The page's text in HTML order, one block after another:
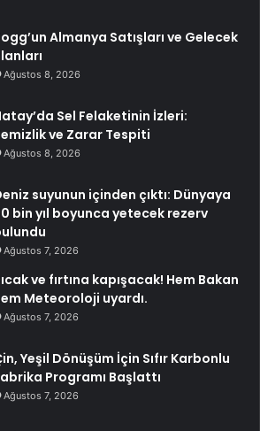
Almanya Satışları ve Gelecek
Ağustos 8, 2026
Sel Felaketinin İzleri:
ve Zarar Tespiti
Ağustos 8, 2026
suyunun içinden çıktı: Dünyaya
bin yıl boyunca yetecek rezerv
Ağustos 7, 2026
ve fırtına kapışacak! Hem Bakan
Meteoroloji uyardı.
Ağustos 7, 2026
Yeşil Dönüşüm İçin Sıfır Karbonlu
Programı Başlattı
Ağustos 7, 2026